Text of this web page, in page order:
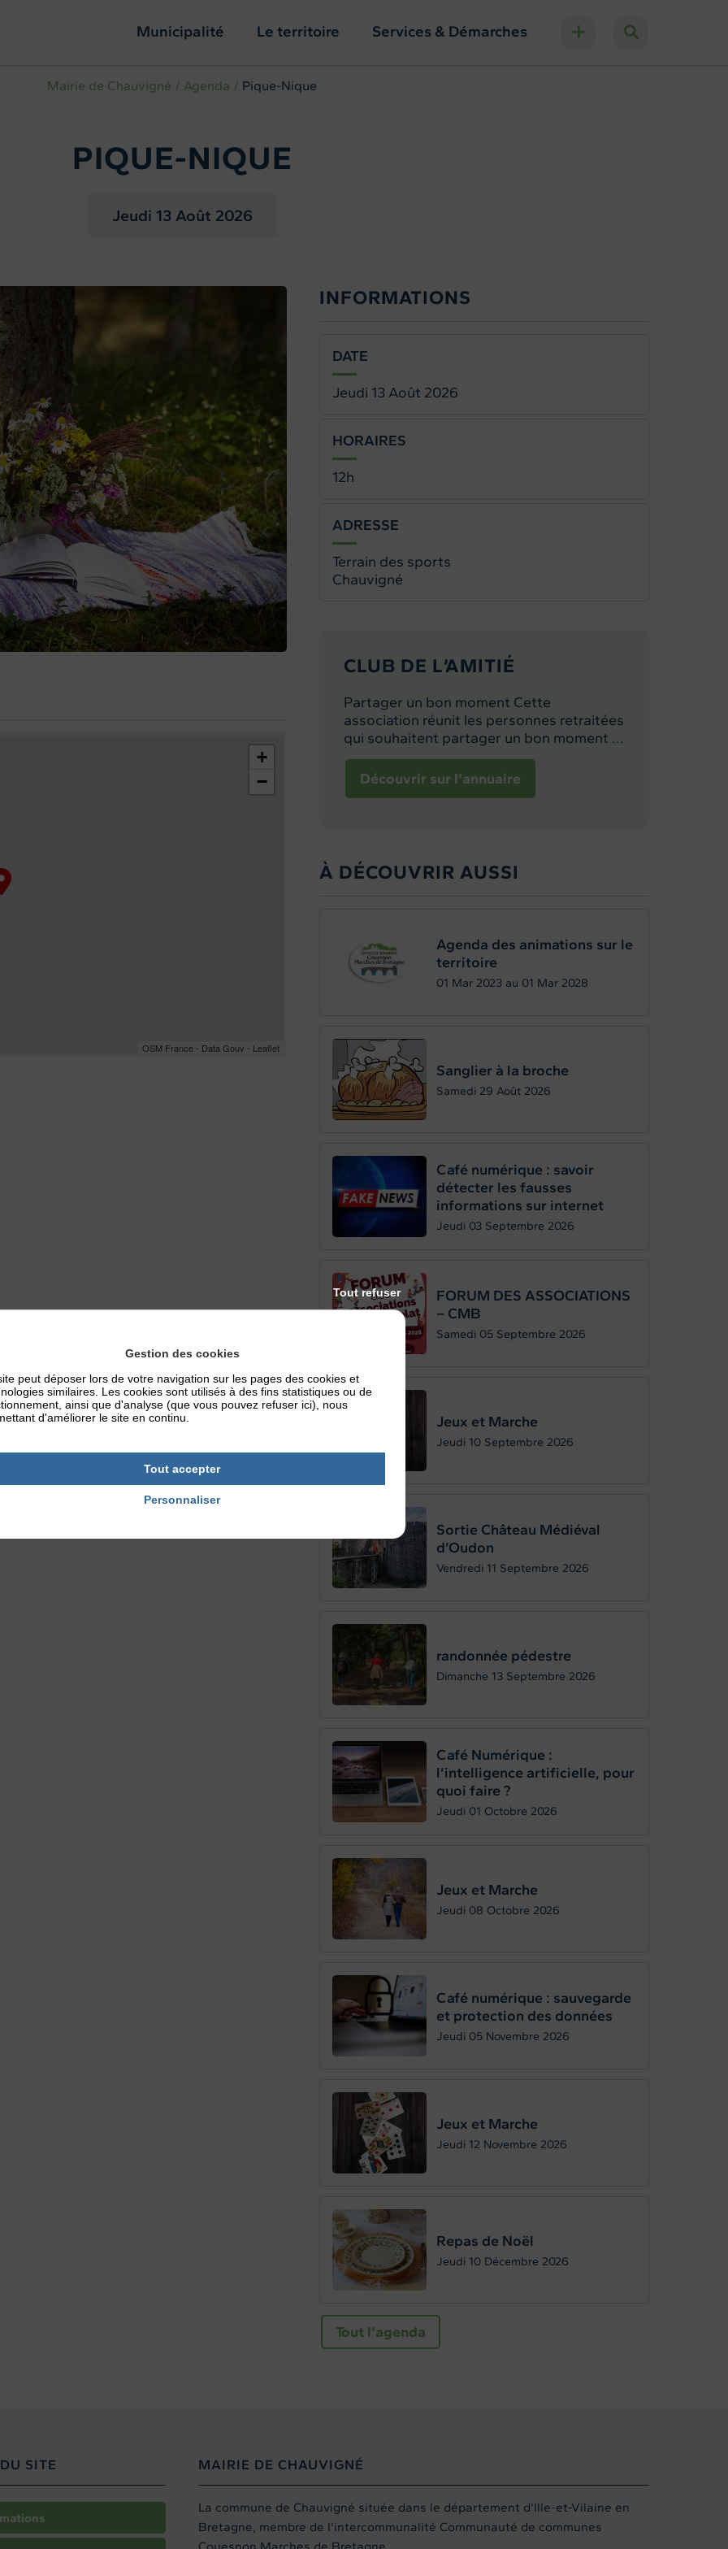
Municipalité Le territoire Services & Démarches
Mairie de Chauvigné Agenda Pique-Nique
PIQUE-NIQUE
Jeudi 13 Août 2026
+
−
OSM France - Data Gouv - Leaflet
INFORMATIONS
DATE
Jeudi 13 Août 2026
HORAIRES
12h
ADRESSE
Terrain des sports
Chauvigné
CLUB DE L’AMITIÉ
Partager un bon moment Cette
association réunit les personnes retraitées
qui souhaitent partager un bon moment ...
Découvrir sur l'annuaire
À DÉCOUVRIR AUSSI
Agenda des animations sur le
territoire
01 Mar 2023 au 01 Mar 2028
Sanglier à la broche
Samedi 29 Août 2026
Café numérique : savoir
détecter les fausses
informations sur internet
Jeudi 03 Septembre 2026
FORUM DES ASSOCIATIONS
– CMB
Samedi 05 Septembre 2026
Jeux et Marche
Jeudi 10 Septembre 2026
Sortie Château Médiéval
d’Oudon
Vendredi 11 Septembre 2026
randonnée pédestre
Dimanche 13 Septembre 2026
Café Numérique :
l’intelligence artificielle, pour
quoi faire ?
Jeudi 01 Octobre 2026
Jeux et Marche
Jeudi 08 Octobre 2026
Café numérique : sauvegarde
et protection des données
Jeudi 05 Novembre 2026
Jeux et Marche
Jeudi 12 Novembre 2026
Repas de Noël
Jeudi 10 Décembre 2026
Tout l'agenda
SITE MAIRIE DE CHAUVIGNÉ
La commune de Chauvigné située dans le département d'Ille-et-Vilaine en
Bretagne, membre de l'intercommunalité Communauté de communes
Gestion des cookies
peut déposer lors de votre navigation sur les pages des cookies et
similaires. Les cookies sont utilisés à des fins statistiques ou de
ainsi que d'analyse (que vous pouvez refuser ici), nous
d'améliorer le site en continu.
Tout accepter
Tout refuser
Personnaliser